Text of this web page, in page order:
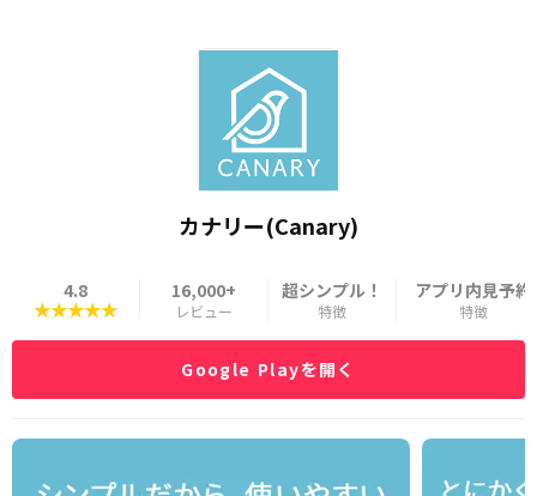
カナリー(Canary‪)
4.8
★★★★★
16,000+
レビュー
超シンプル！
特徴
アプリ内見予約
特徴
Google Playを開く